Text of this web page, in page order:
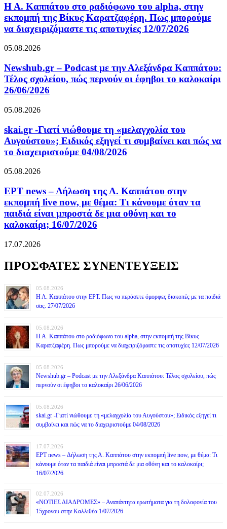
Η Α. Καππάτου στο ραδιόφωνο του alpha, στην
εκπομπή της Βίκυς Καρατζαφέρη. Πως μπορούμε
να διαχειριζόμαστε τις αποτυχίες 12/07/2026
05.08.2026
Newshub.gr – Podcast με την Αλεξάνδρα Καππάτου:
Τέλος σχολείου, πώς περνούν οι έφηβοι το καλοκαίρι
26/06/2026
05.08.2026
skai.gr -Γιατί νιώθουμε τη «μελαγχολία του
Αυγούστου»; Ειδικός εξηγεί τι συμβαίνει και πώς να
το διαχειριστούμε 04/08/2026
05.08.2026
ΕΡΤ news – Δήλωση της Α. Καππάτου στην
εκπομπή live now, με θέμα: Τι κάνουμε όταν τα
παιδιά είναι μπροστά δε μια οθόνη και το
καλοκαίρι; 16/07/2026
17.07.2026
ΠΡΟΣΦΑΤΕΣ ΣΥΝΕΝΤΕΥΞΕΙΣ
05.08.2026
Η Α. Καππάτου στην ΕΡΤ. Πως να περάσετε όμορφες διακοπές με τα παιδιά
σας. 27/07/2026
05.08.2026
Η Α. Καππάτου στο ραδιόφωνο του alpha, στην εκπομπή της Βίκυς
Καρατζαφέρη. Πως μπορούμε να διαχειριζόμαστε τις αποτυχίες 12/07/2026
05.08.2026
Newshub.gr – Podcast με την Αλεξάνδρα Καππάτου: Τέλος σχολείου, πώς
περνούν οι έφηβοι το καλοκαίρι 26/06/2026
05.08.2026
skai.gr -Γιατί νιώθουμε τη «μελαγχολία του Αυγούστου»; Ειδικός εξηγεί τι
συμβαίνει και πώς να το διαχειριστούμε 04/08/2026
17.07.2026
ΕΡΤ news – Δήλωση της Α. Καππάτου στην εκπομπή live now, με θέμα: Τι
κάνουμε όταν τα παιδιά είναι μπροστά δε μια οθόνη και το καλοκαίρι;
16/07/2026
02.07.2026
«ΝΟΤΙΕΣ ΔΙΑΔΡΟΜΕΣ» – Αναπάντητα ερωτήματα για τη δολοφονία του
15χρονου στην Καλλιθέα 1/07/2026